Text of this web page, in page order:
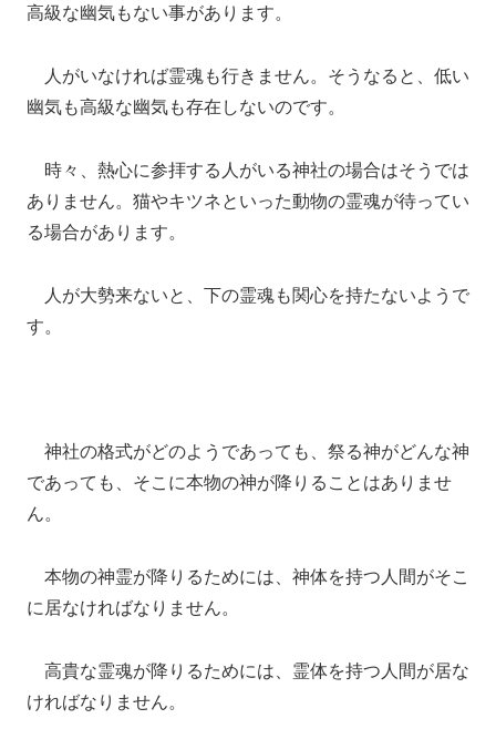
高級な幽気もない事があります。
人がいなければ霊魂も行きません。そうなると、低い
幽気も高級な幽気も存在しないのです。
時々、熱心に参拝する人がいる神社の場合はそうでは
ありません。猫やキツネといった動物の霊魂が待ってい
る場合があります。
人が大勢来ないと、下の霊魂も関心を持たないようで
す。
神社の格式がどのようであっても、祭る神がどんな神
であっても、そこに本物の神が降りることはありませ
ん。
本物の神霊が降りるためには、神体を持つ人間がそこ
に居なければなりません。
高貴な霊魂が降りるためには、霊体を持つ人間が居な
ければなりません。